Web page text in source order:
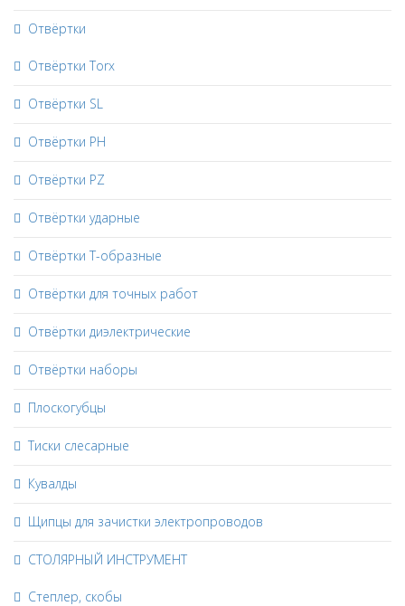
Отвёртки
Отвёртки Torx
Отвёртки SL
Отвёртки PH
Отвёртки PZ
Отвёртки ударные
Отвёртки Т-образные
Отвёртки для точных работ
Отвёртки диэлектрические
Отвёртки наборы
Плоскогубцы
Тиски слесарные
Кувалды
Щипцы для зачистки электропроводов
СТОЛЯРНЫЙ ИНСТРУМЕНТ
Степлер, скобы